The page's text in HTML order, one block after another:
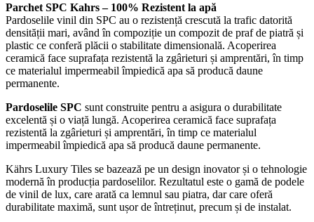
Parchet SPC Kahrs – 100% Rezistent la apă
Pardoselile vinil din SPC au o rezistență crescută la trafic datorită
densității mari, având în compoziție un compozit de praf de piatră și
plastic ce conferă plăcii o stabilitate dimensională. Acoperirea
ceramică face suprafața rezistentă la zgârieturi și amprentări, în timp
ce materialul impermeabil împiedică apa să producă daune
permanente.
Pardoselile SPC sunt construite pentru a asigura o durabilitate
excelentă și o viață lungă. Acoperirea ceramică face suprafața
rezistentă la zgârieturi și amprentări, în timp ce materialul
impermeabil împiedică apa să producă daune permanente.
Kährs Luxury Tiles se bazează pe un design inovator și o tehnologie
modernă în producția pardoselilor. Rezultatul este o gamă de podele
de vinil de lux, care arată ca lemnul sau piatra, dar care oferă
durabilitate maximă, sunt ușor de întreținut, precum și de instalat.